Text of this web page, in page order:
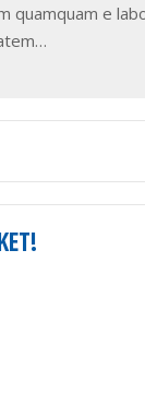
quamquam e